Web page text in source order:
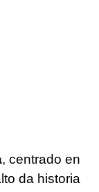
, centrado en
da historia